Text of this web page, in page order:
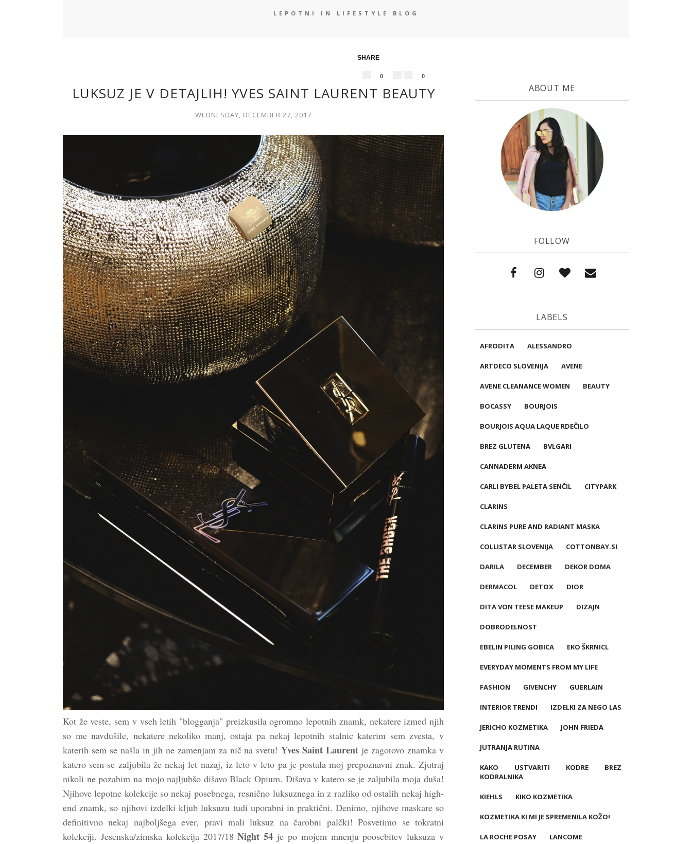
LEPOTNI IN LIFESTYLE BLOG
LUKSUZ JE V DETAJLIH! YVES SAINT LAURENT BEAUTY
WEDNESDAY, DECEMBER 27, 2017
Kot že veste, sem v vseh letih "blogganja" preizkusila ogromno lepotnih znamk, nekatere izmed njih
so me navdušile, nekatere nekoliko manj, ostaja pa nekaj lepotnih stalnic katerim sem zvesta, v
katerih sem se našla in jih ne zamenjam za nič na svetu! Yves Saint Laurent je zagotovo znamka v
katero sem se zaljubila že nekaj let nazaj, iz leto v leto pa je postala moj prepoznavni znak. Zjutraj
nikoli ne pozabim na mojo najljubšo dišavo Black Opium. Dišava v katero se je zaljubila moja duša!
Njihove lepotne kolekcije so nekaj posebnega, resnično luksuznega in z razliko od ostalih nekaj high-
end znamk, so njihovi izdelki kljub luksuzu tudi uporabni in praktični. Denimo, njihove maskare so
definitivno nekaj najboljšega ever, pravi mali luksuz na čarobni palčki! Posvetimo se tokratni
kolekciji. Jesenska/zimska kolekcija 2017/18Night 54 je po mojem mnenju poosebitev luksuza v
SHARE
0 0
ABOUT ME
FOLLOW
LABELS
AFRODITA ALESSANDRO
ARTDECO SLOVENIJA AVENE
AVENE CLEANANCE WOMEN BEAUTY
BOCASSY BOURJOIS
BOURJOIS AQUA LAQUE RDEČILO
BREZ GLUTENA BVLGARI
CANNADERM AKNEA
CARLI BYBEL PALETA SENČIL CITYPARK
CLARINS
CLARINS PURE AND RADIANT MASKA
COLLISTAR SLOVENIJA COTTONBAY.SI
DARILA DECEMBER DEKOR DOMA
DERMACOL DETOX DIOR
DITA VON TEESE MAKEUP DIZAJN
DOBRODELNOST
EBELIN PILING GOBICA EKO ŠKRNICL
EVERYDAY MOMENTS FROM MY LIFE
FASHION GIVENCHY GUERLAIN
INTERIOR TRENDI IZDELKI ZA NEGO LAS
JERICHO KOZMETIKA JOHN FRIEDA
JUTRANJA RUTINA
KAKO USTVARITI KODRE BREZ
KODRALNIKA
KIEHLS KIKO KOZMETIKA
KOZMETIKA KI MI JE SPREMENILA KOŽO!
LA ROCHE POSAY LANCOME